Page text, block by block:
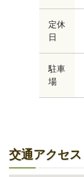
定休
日
駐車
場
交通アクセス